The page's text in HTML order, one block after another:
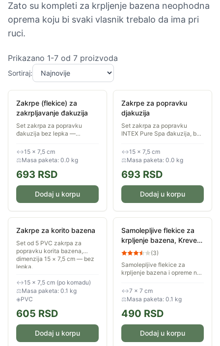
Zato su kompleti za krpljenje bazena neophodna
oprema koju bi svaki vlasnik trebalo da ima pri
ruci.
Prikazano 1-7 od 7 proizvoda
Sortiraj:
Zakrpe (flekice) za
zakrpljavanje đakuzija
Set zakrpa za popravku
đakuzija bez lepka —
pakovanje sadrži više flekica.
↔15 × 7,5 cm
⚖Masa paketa: 0.0 kg
693 RSD
Dodaj u korpu
Zakrpe za popravku
djakuzija
Set zakrpa za popravku
INTEX Pure Spa đakuzija, bez
↔15 × 7,5 cm
⚖Masa paketa: 0.0 kg
693 RSD
Dodaj u korpu
Zakrpe za korito bazena
Set od 5 PVC zakrpa za
popravku korita bazena,
dimenzija 15 × 7,5 cm — bez
lepka.
↔15 × 7,5 cm (po komadu)
⚖Masa paketa: 0.1 kg
◈PVC
605 RSD
Dodaj u korpu
Samolepljive flekice za
krpljenje bazena, Kreveta
na naduvavanje i
(3)
Samolepljive flekice za
krpljenje bazena i opreme na
paketu
↔7 × 7 cm
⚖Masa paketa: 0.1 kg
490 RSD
Dodaj u korpu